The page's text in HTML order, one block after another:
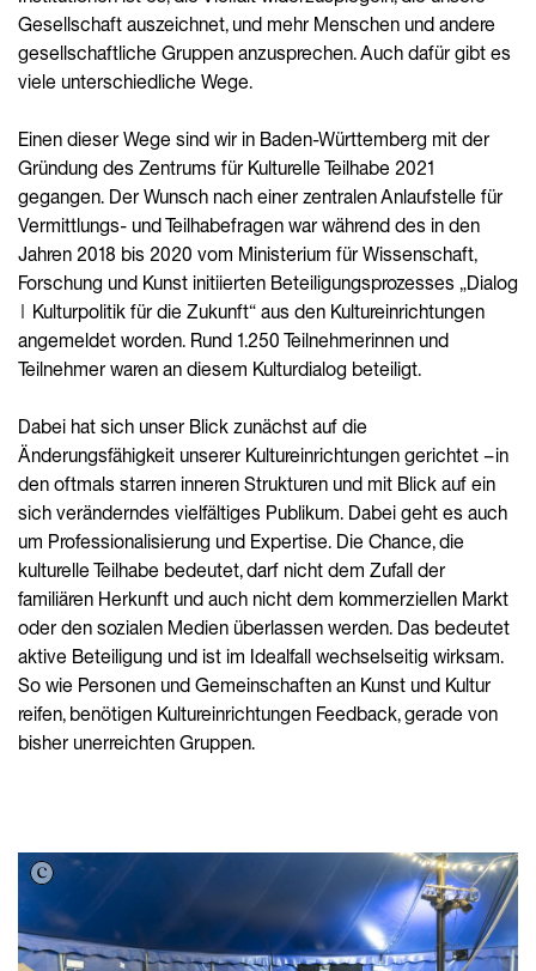
Gesellschaft auszeichnet, und mehr Menschen und andere
gesellschaftliche Gruppen anzusprechen. Auch dafür gibt es
viele unterschiedliche Wege.
Einen dieser Wege sind wir in Baden-Württemberg mit der
Gründung des Zentrums für Kulturelle Teilhabe 2021
gegangen. Der Wunsch nach einer zentralen Anlaufstelle für
Vermittlungs- und Teilhabefragen war während des in den
Jahren 2018 bis 2020 vom Ministerium für Wissenschaft,
Forschung und Kunst initiierten Beteiligungsprozesses „Dialog
| Kulturpolitik für die Zukunft“ aus den Kultureinrichtungen
angemeldet worden. Rund 1.250 Teilnehmerinnen und
Teilnehmer waren an diesem Kulturdialog beteiligt.
Dabei hat sich unser Blick zunächst auf die
Änderungsfähigkeit unserer Kultureinrichtungen gerichtet – in
den oftmals starren inneren Strukturen und mit Blick auf ein
sich veränderndes vielfältiges Publikum. Dabei geht es auch
um Professionalisierung und Expertise. Die Chance, die
kulturelle Teilhabe bedeutet, darf nicht dem Zufall der
familiären Herkunft und auch nicht dem kommerziellen Markt
oder den sozialen Medien überlassen werden. Das bedeutet
aktive Beteiligung und ist im Idealfall wechselseitig wirksam.
So wie Personen und Gemeinschaften an Kunst und Kultur
reifen, benötigen Kultureinrichtungen Feedback, gerade von
bisher unerreichten Gruppen.